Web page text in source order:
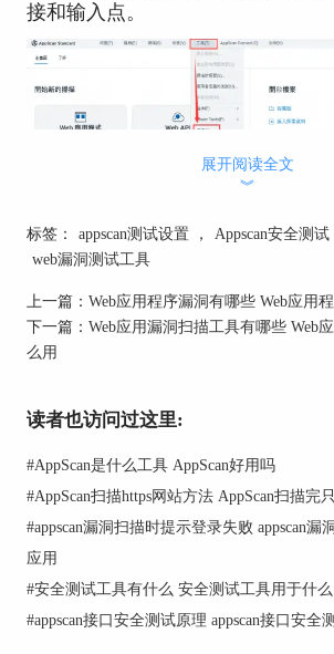
接和输入点。
攻击模拟：一旦知道结构了，它就
比如搞点SQL注入啥的，看看能不
漏洞扫描：AppScan用自家的漏洞
应用怎么响应，有没有可能的漏洞
就报告，说漏洞啥类型、在哪儿、
报告搞起：最后，AppScan就生成
这报告就是帮助开发和安全团队知
赶紧收拾漏洞了。
二、AppScan接口安全测试
展开阅读全文
︾
标签： appscan测试设置 ， Appscan安全测试
web漏洞测试工具
上一篇： Web应用程序漏洞有哪些 Web应用
下一篇： Web应用漏洞扫描工具有哪些 Web
么用
读者也访问过这里:
#AppScan是什么工具 AppScan好用吗
#AppScan扫描https网站方法 AppScan扫描完
#appscan漏洞扫描时提示登录失败 appscan漏
应用
#安全测试工具有什么 安全测试工具用于什么
#appscan接口安全测试原理 appscan接口安全